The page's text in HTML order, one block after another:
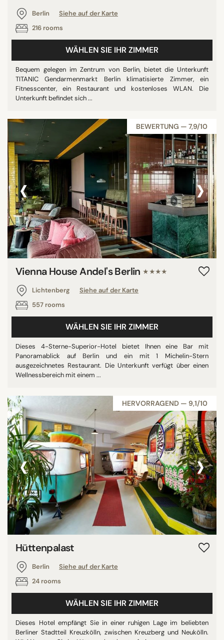
Berlin
Siehe auf der Karte
216 rooms
WÄHLEN SIE IHR ZIMMER
Bequem gelegen im Zentrum von Berlin, bietet die Unterkunft
TITANIC Gendarmenmarkt Berlin klimatisierte Zimmer, ein
Fitnesscenter, ein Restaurant und kostenloses WLAN. Die
Unterkunft befindet sich ...
BEWERTUNG — 7,9/10
‹ ›
Vienna House Andel's Berlin ★★★★
Lichtenberg
Siehe auf der Karte
557 rooms
WÄHLEN SIE IHR ZIMMER
Dieses 4-Sterne-Superior-Hotel bietet Ihnen eine Bar mit
Panoramablick auf Berlin und ein mit 1 Michelin-Stern
ausgezeichnetes Restaurant. Die Unterkunft verfügt über einen
Wellnessbereich mit einem ...
HERVORRAGEND — 9,1/10
‹ ›
Hüttenpalast
Berlin
Siehe auf der Karte
24 rooms
WÄHLEN SIE IHR ZIMMER
Dieses Hotel empfängt Sie in einer ruhigen Lage im beliebten
Berliner Stadtteil Kreuzkölln, zwischen Kreuzberg und Neukölln.